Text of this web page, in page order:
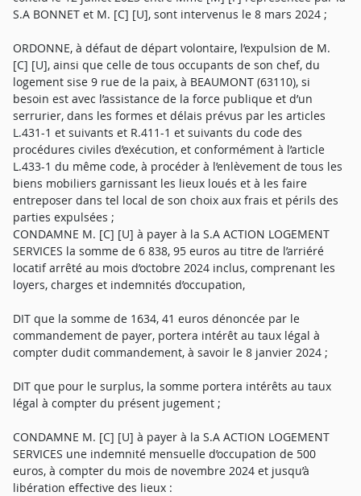
S.A BONNET et M. [C] [U], sont intervenus le 8 mars 2024 ;
ORDONNE, à défaut de départ volontaire, l’expulsion de M.
[C] [U], ainsi que celle de tous occupants de son chef, du
logement sise 9 rue de la paix, à BEAUMONT (63110), si
besoin est avec l’assistance de la force publique et d’un
serrurier, dans les formes et délais prévus par les articles
L.431-1 et suivants et R.411-1 et suivants du code des
procédures civiles d’exécution, et conformément à l’article
L.433-1 du même code, à procéder à l’enlèvement de tous les
biens mobiliers garnissant les lieux loués et à les faire
entreposer dans tel local de son choix aux frais et périls des
parties expulsées ;
CONDAMNE M. [C] [U] à payer à la S.A ACTION LOGEMENT
SERVICES la somme de 6 838, 95 euros au titre de l’arriéré
locatif arrêté au mois d’octobre 2024 inclus, comprenant les
loyers, charges et indemnités d’occupation,
DIT que la somme de 1634, 41 euros dénoncée par le
commandement de payer, portera intérêt au taux légal à
compter dudit commandement, à savoir le 8 janvier 2024 ;
DIT que pour le surplus, la somme portera intérêts au taux
légal à compter du présent jugement ;
CONDAMNE M. [C] [U] à payer à la S.A ACTION LOGEMENT
SERVICES une indemnité mensuelle d’occupation de 500
euros, à compter du mois de novembre 2024 et jusqu’à
libération effective des lieux :